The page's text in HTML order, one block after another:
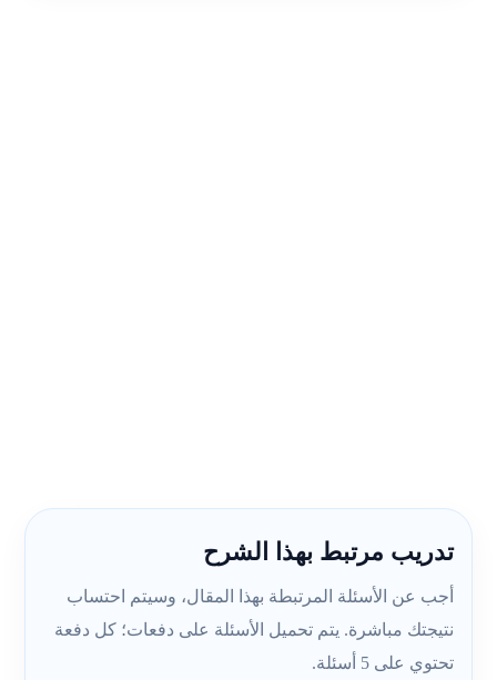
تدريب مرتبط بهذا الشرح
أجب عن الأسئلة المرتبطة بهذا المقال، وسيتم احتساب
نتيجتك مباشرة. يتم تحميل الأسئلة على دفعات؛ كل دفعة
تحتوي على 5 أسئلة.